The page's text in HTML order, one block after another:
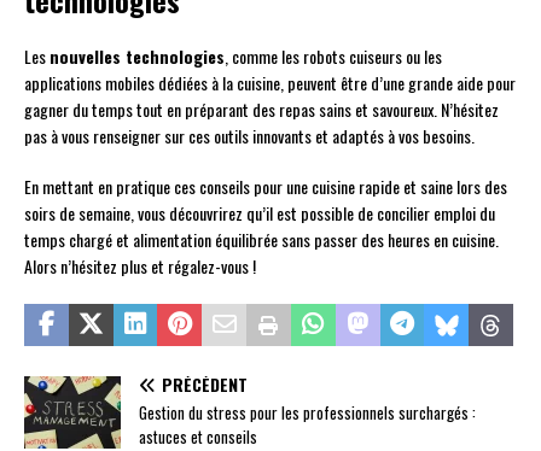
Lesnouvelles technologies, comme les robots cuiseurs ou les
applications mobiles dédiées à la cuisine, peuvent être d’une grande aide pour
gagner du temps tout en préparant des repas sains et savoureux. N’hésitez
pas à vous renseigner sur ces outils innovants et adaptés à vos besoins.
En mettant en pratique ces conseils pour une cuisine rapide et saine lors des
soirs de semaine, vous découvrirez qu’il est possible de concilier emploi du
temps chargé et alimentation équilibrée sans passer des heures en cuisine.
Alors n’hésitez plus et régalez-vous !
PRÉCÉDENT
Gestion du stress pour les professionnels surchargés :
astuces et conseils